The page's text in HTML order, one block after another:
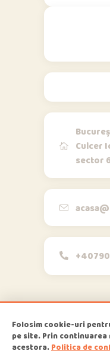
Culcer
sector
© 2026
Folosim cookie-uri
pe site. Prin
acestora. Politica de